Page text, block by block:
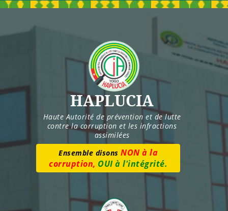
Skip
content
HAPLUCIA
Haute Autorité de prévention et de lutte
contre la corruption et les infractions
assimilées
Numéro vert :8277